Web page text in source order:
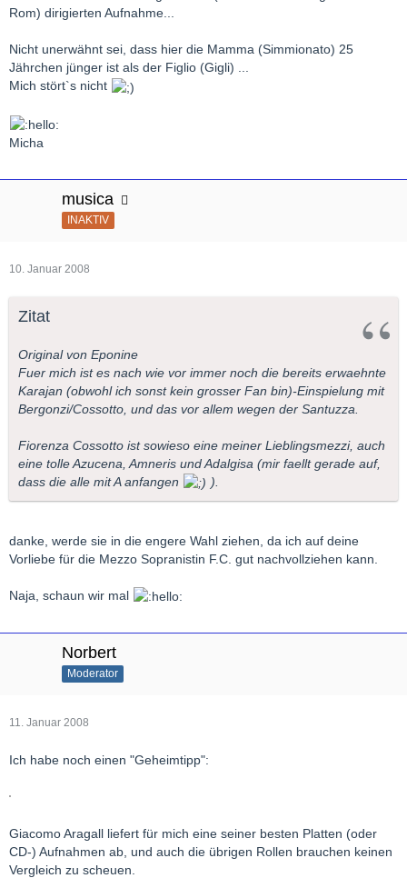
Rom) dirigierten Aufnahme...
Nicht unerwähnt sei, dass hier die Mamma (Simmionato) 25
Jährchen jünger ist als der Figlio (Gigli) ...
Mich stört`s nicht
Micha
musica
INAKTIV
10. Januar 2008
Zitat
Original von Eponine
Fuer mich ist es nach wie vor immer noch die bereits erwaehnte
Karajan (obwohl ich sonst kein grosser Fan bin)-Einspielung mit
Bergonzi/Cossotto, und das vor allem wegen der Santuzza.
Fiorenza Cossotto ist sowieso eine meiner Lieblingsmezzi, auch
eine tolle Azucena, Amneris und Adalgisa (mir faellt gerade auf,
dass die alle mit A anfangen
).
danke, werde sie in die engere Wahl ziehen, da ich auf deine
Vorliebe für die Mezzo Sopranistin F.C. gut nachvollziehen kann.
Naja, schaun wir mal
Norbert
Moderator
11. Januar 2008
Ich habe noch einen "Geheimtipp":
Giacomo Aragall liefert für mich eine seiner besten Platten (oder
CD-) Aufnahmen ab, und auch die übrigen Rollen brauchen keinen
Vergleich zu scheuen.